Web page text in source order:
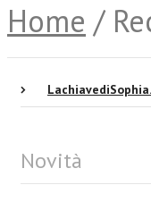
Home /
Novità